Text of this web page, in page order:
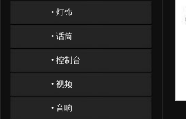
• 灯饰
• 话筒
• 控制台
• 视频
• 音响